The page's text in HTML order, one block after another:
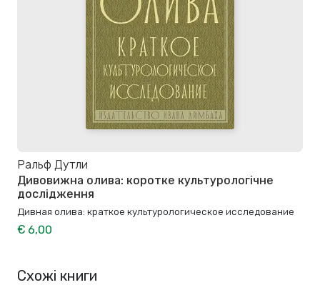
Ральф Дутли
Дивовижна олива: коротке культурологічне
дослідження
Дивная олива: краткое культурологическое исследование
€ 6,00
Схожі книги